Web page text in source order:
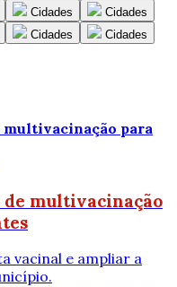
Cidades
Cidades
Cidades Cidades
multivacinação
vacinal e ampliar a